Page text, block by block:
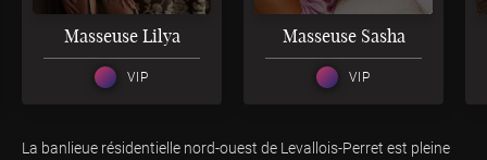
Masseuse Lilya
VIP
Masseuse Sasha
VIP
La banlieue résidentielle nord-ouest de Levallois-Perret est pleine